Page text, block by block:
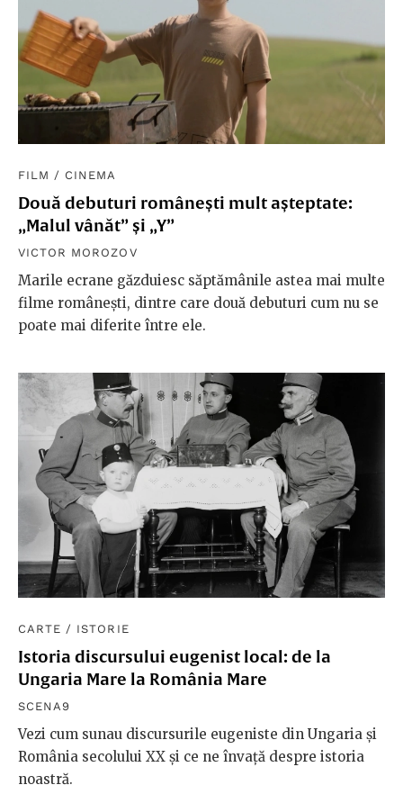
FILM / CINEMA
Două debuturi românești mult așteptate:
„Malul vânăt” și „Y”
VICTOR MOROZOV
Marile ecrane găzduiesc săptămânile astea mai multe
filme românești, dintre care două debuturi cum nu se
poate mai diferite între ele.
CARTE / ISTORIE
Istoria discursului eugenist local: de la
Ungaria Mare la România Mare
SCENA9
Vezi cum sunau discursurile eugeniste din Ungaria și
România secolului XX și ce ne învață despre istoria
noastră.